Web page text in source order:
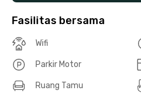
Fasilitas bersama
Wifi
Parkir Motor
Ruang Tamu